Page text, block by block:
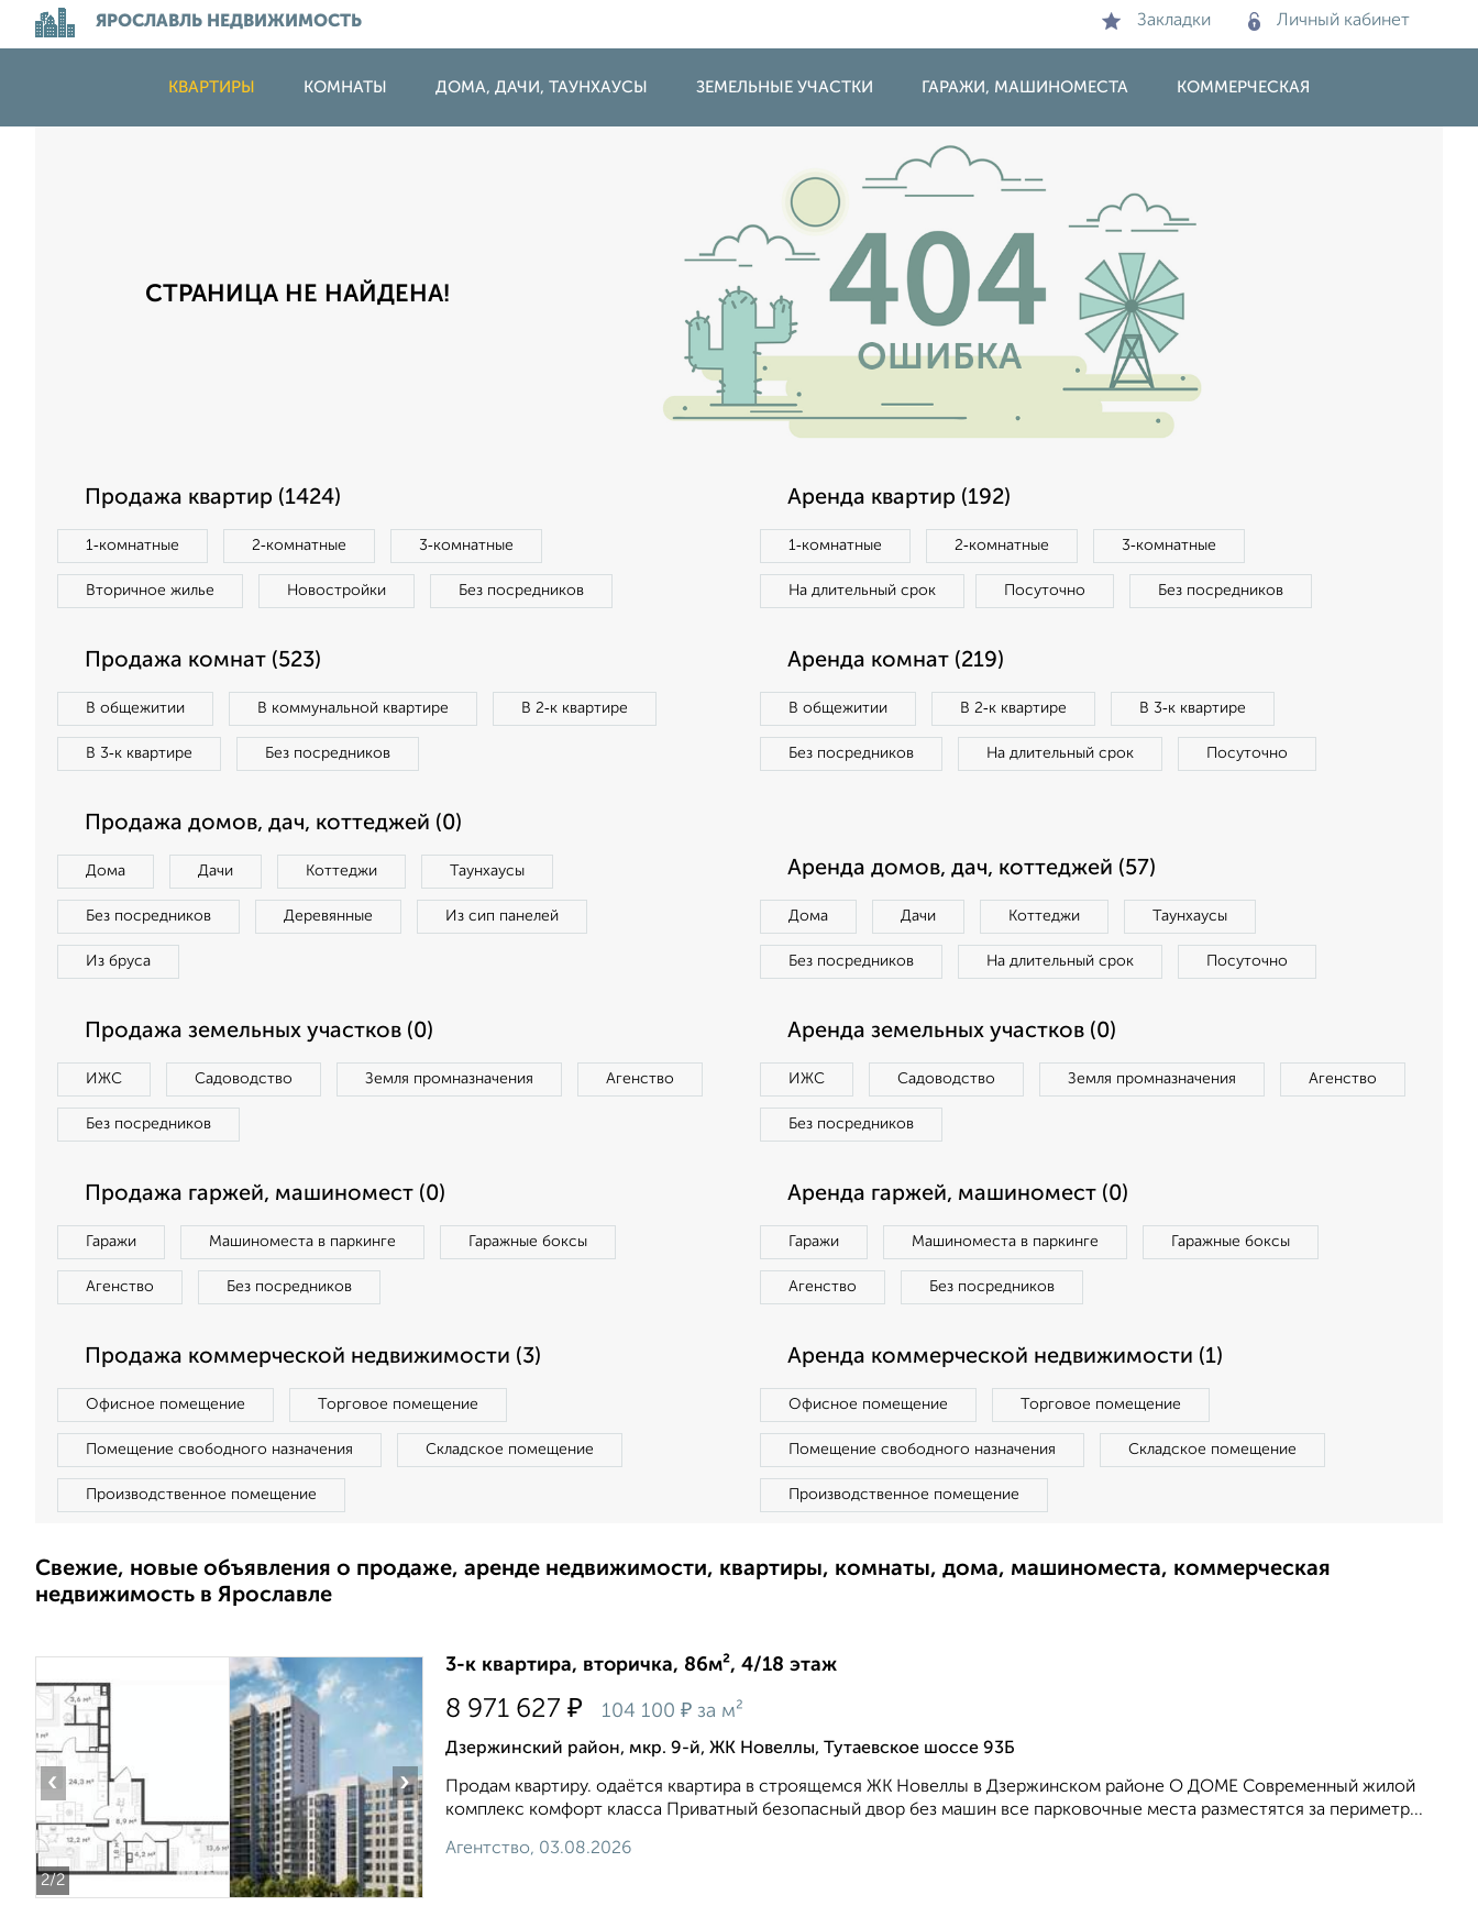
ЯРОСЛАВЛЬ НЕДВИЖИМОСТЬ Закладки Личный кабинет
КВАРТИРЫ КОМНАТЫ ДОМА, ДАЧИ, ТАУНХАУСЫ ЗЕМЕЛЬНЫЕ УЧАСТКИ ГАРАЖИ, МАШИНОМЕСТА КОММЕРЧЕСКАЯ
СТРАНИЦА НЕ НАЙДЕНА!
Продажа квартир (1424)
1‑комнатные 2‑комнатные 3‑комнатные
Вторичное жилье Новостройки Без посредников
Аренда квартир (192)
1‑комнатные 2‑комнатные 3‑комнатные
На длительный срок Посуточно Без посредников
Продажа комнат (523)
В общежитии В коммунальной квартире В 2‑к квартире
В 3‑к квартире Без посредников
Аренда комнат (219)
В общежитии В 2‑к квартире В 3‑к квартире
Без посредников На длительный срок Посуточно
Продажа домов, дач, коттеджей (0)
Дома Дачи Коттеджи Таунхаусы
Без посредников Деревянные Из сип панелей
Из бруса
Аренда домов, дач, коттеджей (57)
Дома Дачи Коттеджи Таунхаусы
Без посредников На длительный срок Посуточно
Продажа земельных участков (0)
ИЖС Садоводство Земля промназначения Агенство
Без посредников
Аренда земельных участков (0)
ИЖС Садоводство Земля промназначения Агенство
Без посредников
Продажа гаржей, машиномест (0)
Гаражи Машиноместа в паркинге Гаражные боксы
Агенство Без посредников
Аренда гаржей, машиномест (0)
Гаражи Машиноместа в паркинге Гаражные боксы
Агенство Без посредников
Продажа коммерческой недвижимости (3)
Офисное помещение Торговое помещение
Помещение свободного назначения Складское помещение
Производственное помещение
Аренда коммерческой недвижимости (1)
Офисное помещение Торговое помещение
Помещение свободного назначения Складское помещение
Производственное помещение
Свежие, новые объявления о продаже, аренде недвижимости, квартиры, комнаты, дома, машиноместа, коммерческая
недвижимость в Ярославле
2/2
‹ ›
3-к квартира, вторичка, 86м², 4/18 этаж
8 971 627 ₽ 104 100 ₽ за м²
Дзержинский район, мкр. 9-й, ЖК Новеллы, Тутаевское шоссе 93Б
Продам квартиру. одаётся квартира в строящемся ЖК Новеллы в Дзержинском районе О ДОМЕ Современный жилой
комплекс комфорт класса Приватный безопасный двор без машин все парковочные места разместятся за периметр...
Агентство, 03.08.2026